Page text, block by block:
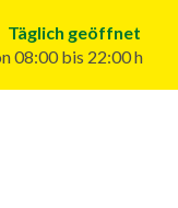
Täglich geöffnet
08:00 bis 22:00 h